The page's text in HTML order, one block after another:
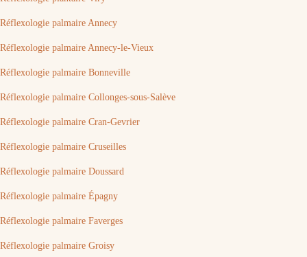
Réflexologie palmaire Annecy
Réflexologie palmaire Annecy-le-Vieux
Réflexologie palmaire Bonneville
Réflexologie palmaire Collonges-sous-Salève
Réflexologie palmaire Cran-Gevrier
Réflexologie palmaire Cruseilles
Réflexologie palmaire Doussard
Réflexologie palmaire Épagny
Réflexologie palmaire Faverges
Réflexologie palmaire Groisy